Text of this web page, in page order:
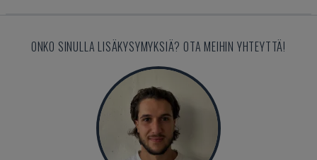
ONKO SINULLA LISÄKYSYMYKSIÄ? OTA MEIHIN YHTEYTTÄ!